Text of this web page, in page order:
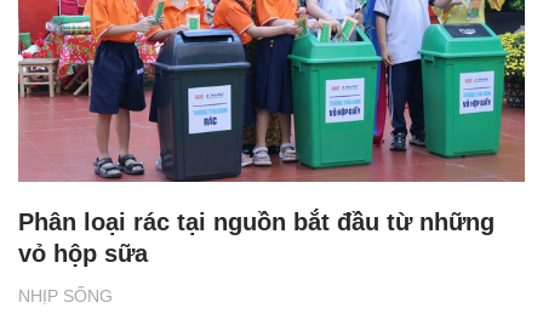
NHỊP SỐNG
Phân loại rác tại nguồn bắt đầu từ những
vỏ hộp sữa